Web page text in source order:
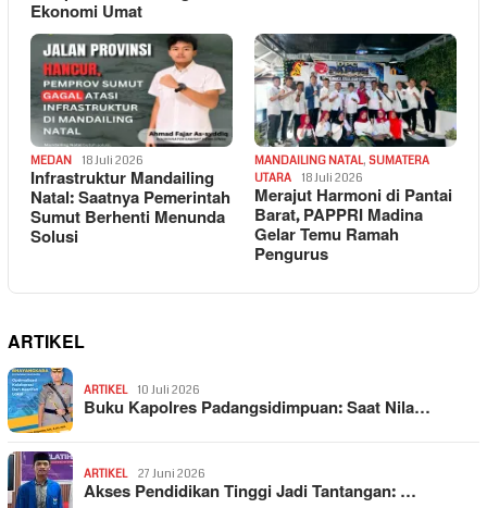
Ekonomi Umat
MEDAN 18 Juli 2026
Infrastruktur Mandailing
Natal: Saatnya Pemerintah
Sumut Berhenti Menunda
Solusi
MANDAILING NATAL, SUMATERA
UTARA
18 Juli 2026
Merajut Harmoni di Pantai
Barat, PAPPRI Madina
Gelar Temu Ramah
Pengurus
ARTIKEL
ARTIKEL 10 Juli 2026
Buku Kapolres Padangsidimpuan: Saat Nila…
ARTIKEL 27 Juni 2026
Akses Pendidikan Tinggi Jadi Tantangan: …